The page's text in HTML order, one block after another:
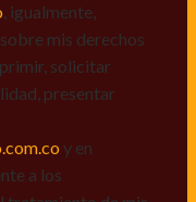
, igualmente,
mis derechos
solicitar
presentar
y en
a los